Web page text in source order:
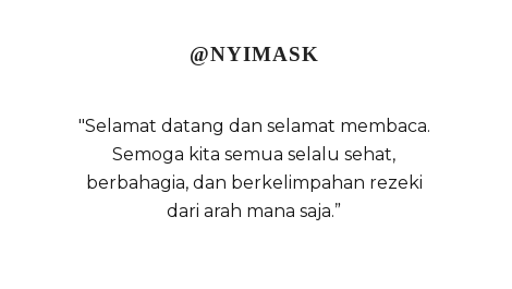
@NYIMASK
"Selamat datang dan selamat membaca.
Semoga kita semua selalu sehat,
berbahagia, dan berkelimpahan rezeki
dari arah mana saja.”